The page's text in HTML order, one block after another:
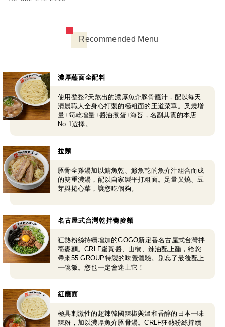
Recommended Menu
濃厚蘸面全配料
使用整整2天熬出的濃厚魚介豚骨蘸汁，配以每天
清晨職人全身心打製的極粗面的王道菜單。叉燒增
量+筍乾增量+醬油煮蛋+海苔，名副其實的本店
No.1選擇。
拉麵
豚骨全雞湯加以鯖魚乾、鯵魚乾的魚介汁組合而成
的雙重濃湯，配以自家製平打粗面。足量叉燒、豆
芽與捲心菜，讓您吃個夠。
名古屋式台灣乾拌蕎麥麵
狂熱粉絲持續增加的GOGO新定番名古屋式台灣拌
蕎麥麵。CRLF蛋黃醬、山椒、辣油配上醋，給您
帶來55 GROUP特製的味覺體驗。別忘了最後配上
一碗飯。您也一定會迷上它！
紅蘸面
極具刺激性的超辣韓國辣椒與溫和香醇的日本一味
辣粉，加以濃厚魚介豚骨湯。CRLF狂熱粉絲持續